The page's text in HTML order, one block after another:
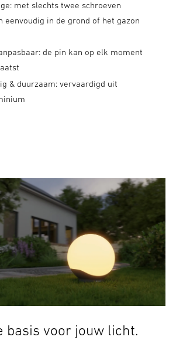
met slechts twee schroeven
eenvoudig in de grond of het gazon
de pin kan op elk moment
& duurzaam: vervaardigd uit
basis voor jouw licht.